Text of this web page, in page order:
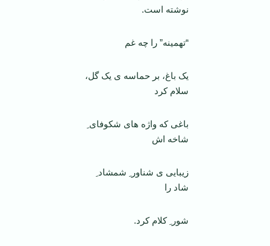
نوشته است.
“تهمینه” را چه غم
یک باغ، بر حماسه ی یک گل،
سلام کرد
باغی که واژه های شکوفای ِ
شاخه اش
زیبایی ی شناور ِ شمشاد ِ
شاد را
شور ِ کلام کرد.